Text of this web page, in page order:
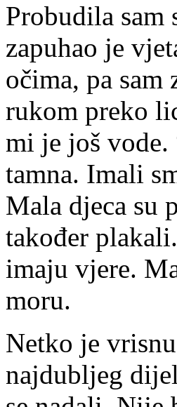
Probudila sam
zapuhao je
očima, pa sam
rukom preko
mi je još
tamna. Imali
Mala djeca su
također
imaju vjere.
moru.
Netko je
najdubljeg